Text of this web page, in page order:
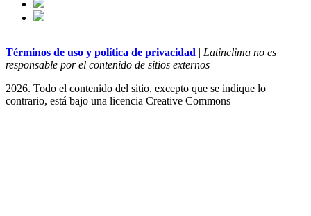
Términos de uso y política de privacidad | Latinclima no es
responsable por el contenido de sitios externos
2026. Todo el contenido del sitio, excepto que se indique lo
contrario, está bajo una licencia Creative Commons